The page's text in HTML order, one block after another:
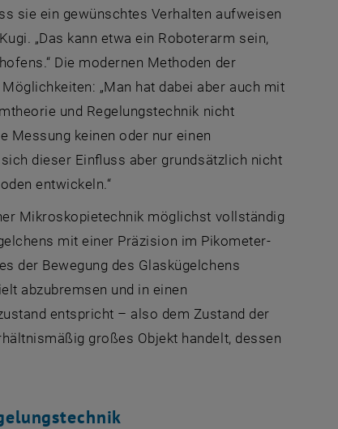
sie ein gewünschtes Verhalten aufweisen
„Das kann etwa ein Roboterarm sein,
Die modernen Methoden der
„Man hat dabei aber auch mit
und Regelungstechnik nicht
Messung keinen oder nur einen
dieser Einfluss aber grundsätzlich nicht
entwickeln.“
Mikroskopietechnik möglichst vollständig
mit einer Präzision im Pikometer-
der Bewegung des Glaskügelchens
abzubremsen und in einen
entspricht – also dem Zustand der
großes Objekt handelt, dessen